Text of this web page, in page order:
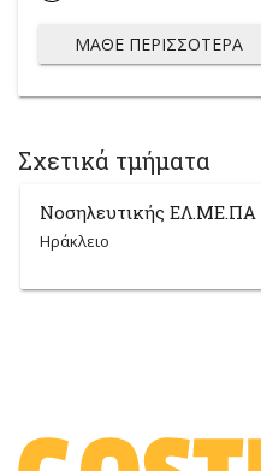
ΜΆΘΕ ΠΕΡΙΣΣΌΤΕΡΑ
Σχετικά τμήματα
Νοσηλευτικής ΕΛ.ΜΕ.ΠΑ
Ηράκλειο